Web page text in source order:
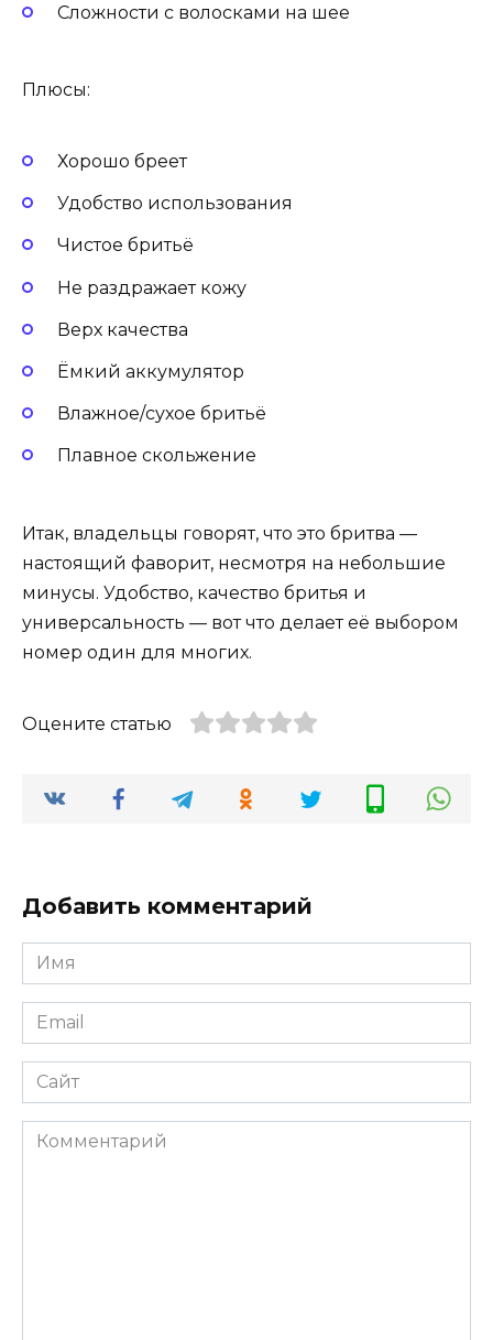
Сложности с волосками на шее
Плюсы:
Хорошо бреет
Удобство использования
Чистое бритьё
Не раздражает кожу
Верх качества
Ёмкий аккумулятор
Влажное/сухое бритьё
Плавное скольжение
Итак, владельцы говорят, что это бритва —
настоящий фаворит, несмотря на небольшие
минусы. Удобство, качество бритья и
универсальность — вот что делает её выбором
номер один для многих.
Оцените статью
Добавить комментарий
Имя
Email
Сайт
Комментарий